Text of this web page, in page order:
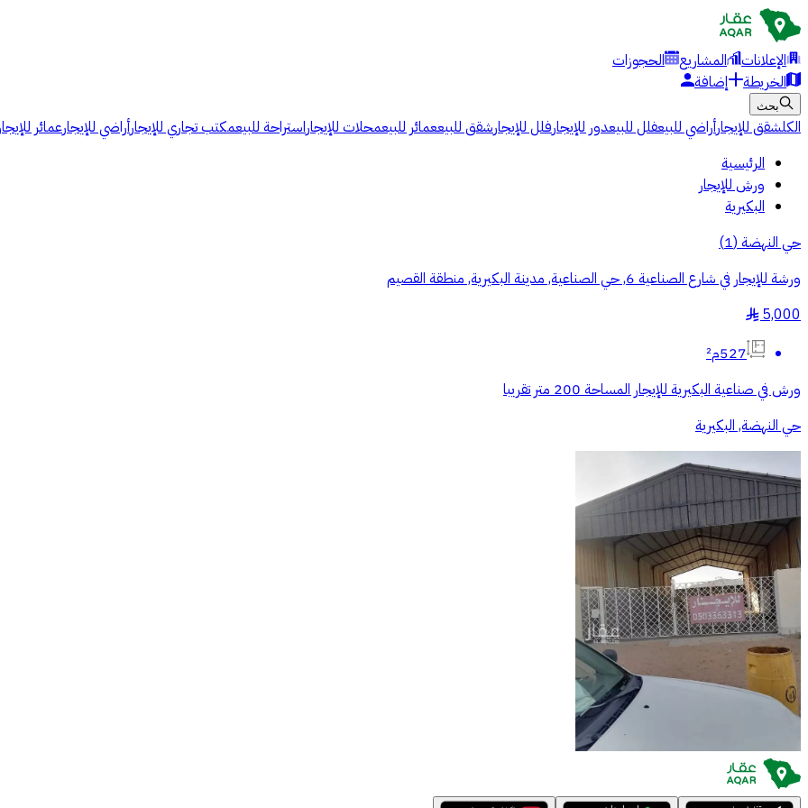
الإعلانات المشاريع
الحجوزات
الخريطة
إضافة
بحث
الكلشقق للإيجارأراضي للبيعفلل للبيعدور للإيجارفلل للإيجارشقق للبيععمائر للبيعمحلات للإيجاراستراحة للبيعمكتب تجاري للإيجارأراضي للإيجارعمائر للإيجار
الرئيسية
ورش للإيجار
البكيرية
حي النهضة(
1
)
ورشة للإيجار في شارع الصناعية 6, حي الصناعية, مدينة البكيرية, منطقة القصيم
5,000
§
527م²
ورش في صناعية البكيرية للإيجار المساحة 200 متر تقريبا
حي النهضة, البكيرية